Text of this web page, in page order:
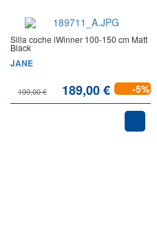
Silla coche iWinner 100-150 cm Matt
Black
JANE
199,00 € 189,00 € -5%